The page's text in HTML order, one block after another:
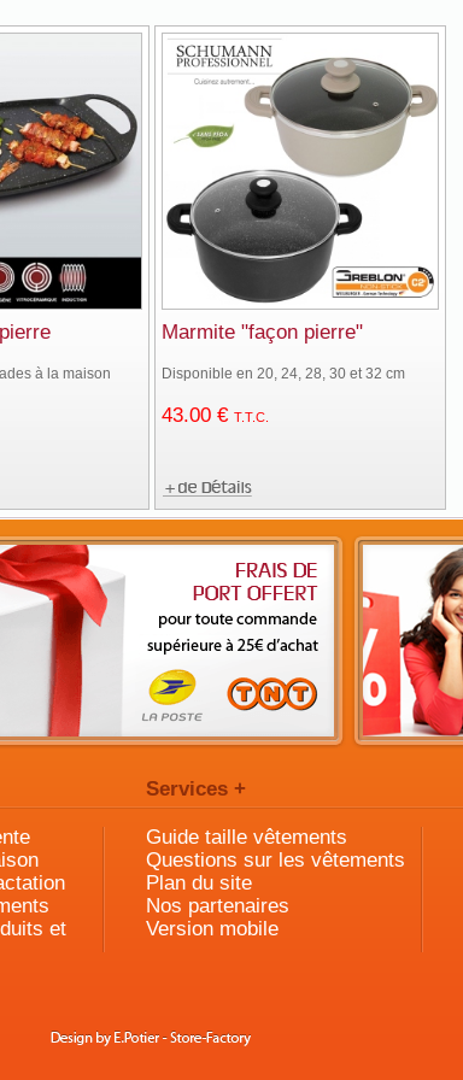
à la maison
Marmite "façon pierre"
Disponible en 20, 24, 28, 30 et 32 cm
43.00 € T.T.C.
Services +
et
Guide taille vêtements
Questions sur les vêtements
Plan du site
Nos partenaires
Version mobile